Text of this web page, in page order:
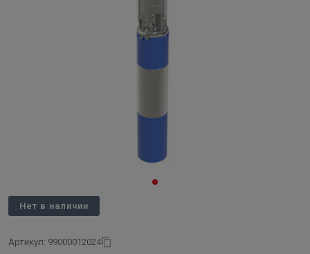
Нет в наличии
Артикул: 99000012024